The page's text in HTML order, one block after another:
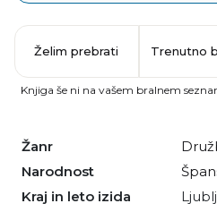
Žanr
Narodnost
Kraj in leto izida
Želim prebrati Trenutno
Knjiga še ni na vašem bralnem